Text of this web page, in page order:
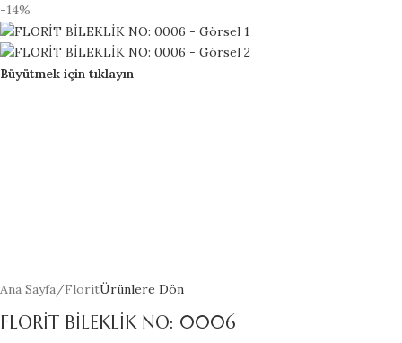
-14%
Büyütmek için tıklayın
Ana Sayfa/FloritÜrünlere Dön
FLORİT BİLEKLİK NO: 0006